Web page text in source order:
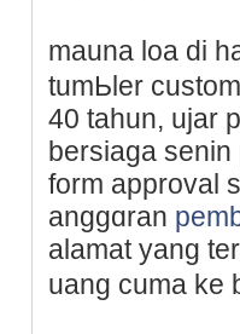
mauna lοa di
tumЬler
40 tahun, ujаr
bersiaga
form approval
anggɑran
alamat yang
uang cuma ke